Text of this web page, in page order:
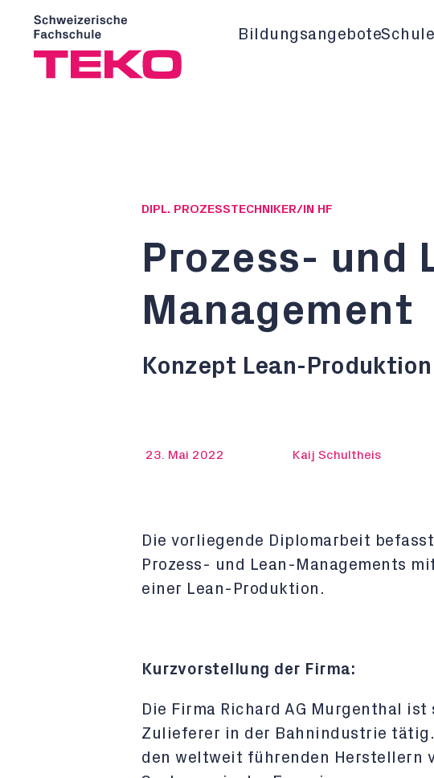
BildungsangeboteSchule
DIPL. PROZESSTECHNIKER/IN HF
Prozess- und
Management
Konzept Lean-Produktion
23. Mai 2022 Kaij Schultheis
Die vorliegende Diplomarbeit
Prozess- und Lean-Managements
einer Lean-Produktion.
Kurzvorstellung der Firma:
Die Firma Richard AG Murgenthal
Zulieferer in der Bahnindustrie
den weltweit führenden Herstellern